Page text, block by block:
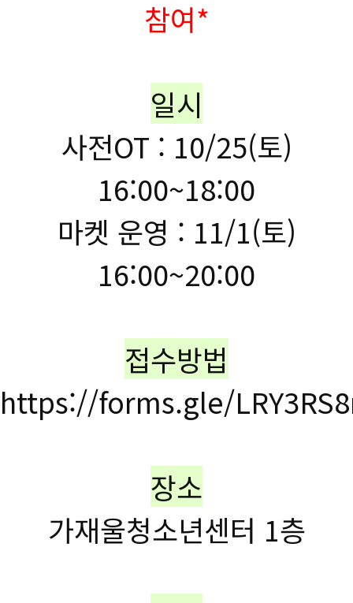
참여*
일시
사전OT : 10/25(토)
16:00~18:00
마켓 운영 : 11/1(토)
16:00~20:00
접수방법
https://forms.gle/
장소
가재울청소년센터 1층